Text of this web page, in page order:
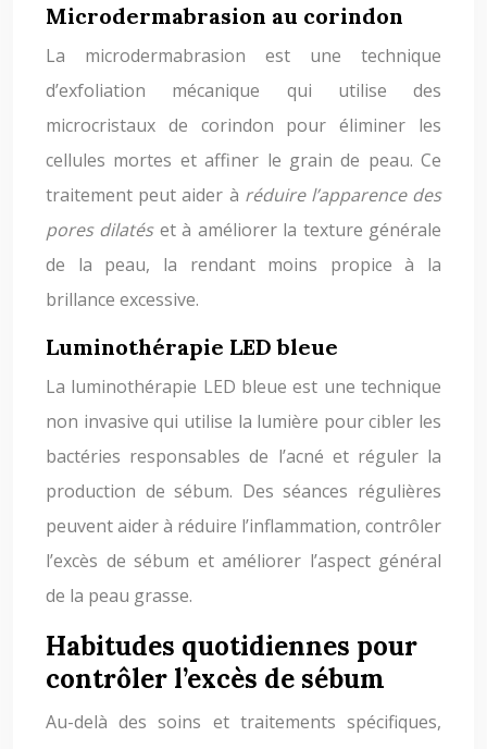
Microdermabrasion au corindon
La microdermabrasion est une technique
d’exfoliation mécanique qui utilise des
microcristaux de corindon pour éliminer les
cellules mortes et affiner le grain de peau. Ce
traitement peut aider à réduire l’apparence des
pores dilatés et à améliorer la texture générale
de la peau, la rendant moins propice à la
brillance excessive.
Luminothérapie LED bleue
La luminothérapie LED bleue est une technique
non invasive qui utilise la lumière pour cibler les
bactéries responsables de l’acné et réguler la
production de sébum. Des séances régulières
peuvent aider à réduire l’inflammation, contrôler
l’excès de sébum et améliorer l’aspect général
de la peau grasse.
Habitudes quotidiennes pour
contrôler l’excès de sébum
Au-delà des soins et traitements spécifiques,